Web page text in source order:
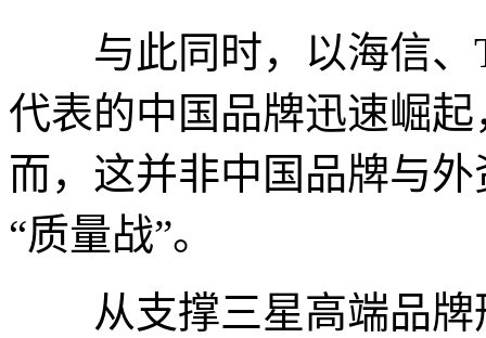
与此同时，以海信、
代表的中国品牌迅速崛
而，这并非中国品牌与
“质量战”。
从支撑三星高端品牌